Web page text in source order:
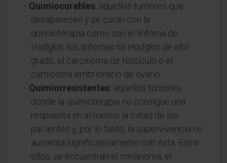
Quimiocurables: aquellos tumores que
desaparecen y se curan con la
quimioterapia como son el linfoma de
Hodgkin, los linfomas no Hodgkin de alto
grado, el carcinoma de testículo o el
carnicoma embrionario de ovario.
Quimiorresistentes: aquellos tumores
donde la quimioterapia no consigue una
respuesta en al menos la mitad de los
pacientes y, por lo tanto, la supervivencia no
aumenta significativamente con ésta. Entre
ellos, se encuentran el melanoma, el